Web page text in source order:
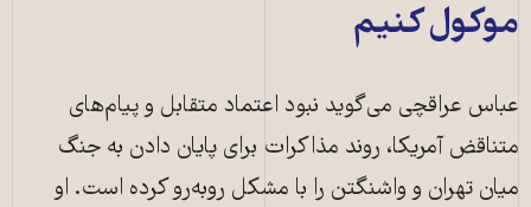
موکول کنیم
عباس عراقچی می‌گوید نبود اعتماد متقابل و پیام‌های
متناقض آمریکا، روند مذاکرات برای پایان دادن به جنگ
میان تهران و واشنگتن را با مشکل روبه‌رو کرده است. او